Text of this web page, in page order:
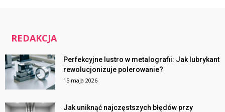
REDAKCJA
Perfekcyjne lustro w metalografii: Jak lubrykant
rewolucjonizuje polerowanie?
15 maja 2026
Jak uniknąć najczęstszych błędów przy